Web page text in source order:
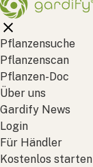
Pflanzensuche
Pflanzenscan
Pflanzen-Doc
Über uns
Gardify News
Login
Für Händler
Kostenlos starten